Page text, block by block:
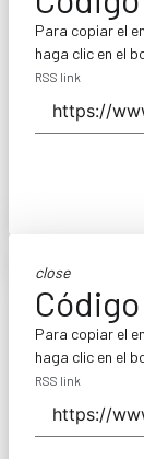
Para copiar el
haga clic en el
RSS link
close
Para copiar el
haga clic en el
RSS link